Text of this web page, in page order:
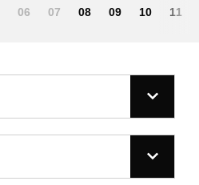
06 07 08 09 10 11